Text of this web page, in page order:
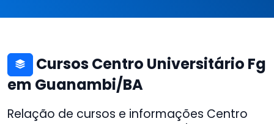
Cursos Centro Universitário Fg
em Guanambi/BA
Relação de cursos e informações Centro